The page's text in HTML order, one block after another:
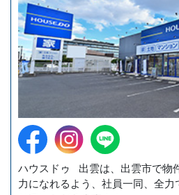
ハウスドゥ 出雲は、出雲市で物
力になれるよう、社員一同、全力